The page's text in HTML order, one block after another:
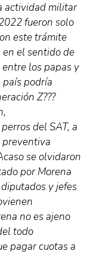
actividad militar
fueron solo
este trámite
el sentido de
los papas y
podría
Z???
del SAT, a
preventiva
se olvidaron
por Morena
y jefes
no es ajeno
todo
pagar cuotas a